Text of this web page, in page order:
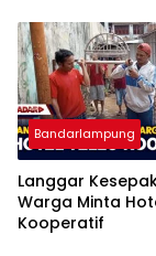
Bandarlampung
Langgar
Warga Minta
Kooperatif